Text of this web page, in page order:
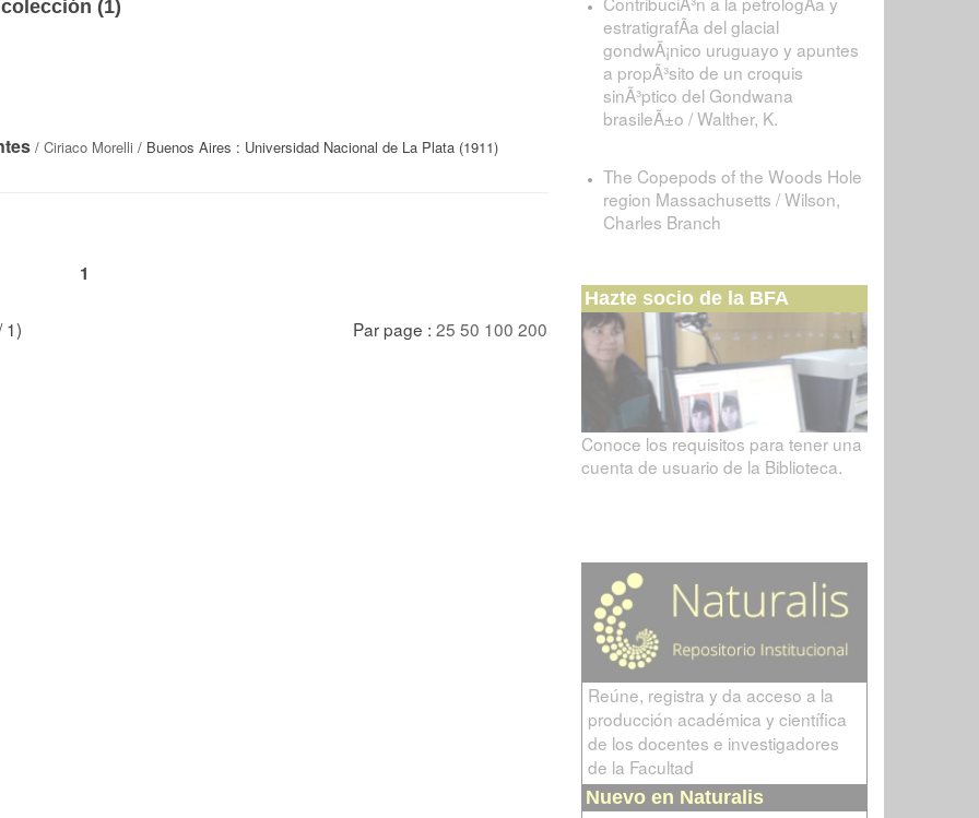
(1)
/ Ciriaco Morelli / Buenos Aires : Universidad Nacional de La Plata (1911)
1
1) Par page : 25 50 100 200
estratigrafÃ­a del glacial
gondwÃ¡nico uruguayo y apuntes
a propÃ³sito de un croquis
sinÃ³ptico del Gondwana
brasileÃ±o / Walther, K.
The Copepods of the Woods Hole
region Massachusetts / Wilson,
Charles Branch
Hazte socio de la BFA
Conoce los requisitos para tener una
cuenta de usuario de la Biblioteca.
Reúne, registra y da acceso a la
producción académica y científica
de los docentes e investigadores
de la Facultad
Nuevo en Naturalis